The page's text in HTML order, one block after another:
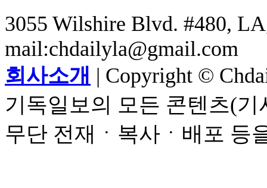
3055 Wilshire Blvd. #480,
mail:chdailyla@gmail.com
회사소개 | Copyright ©
기독일보의 모든 콘텐츠(
무단 전재ㆍ복사ㆍ배포 등